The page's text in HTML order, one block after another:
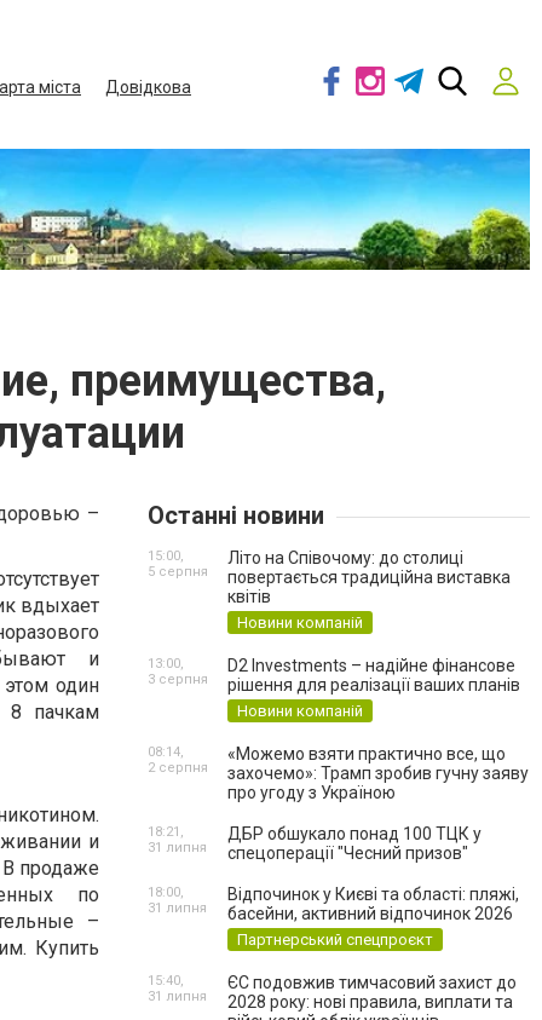
міста
Довідкова
преимущества,
–
вдыхает
и
один
8 пачкам
и
В продаже
по
–
Купить
Останні новини
Літо на Співочому: до столиці
повертається традиційна виставка
квітів
Новини компаній
15:00,
5 серпня
D2 Investments – надійне фінансове
рішення для реалізації ваших планів
Новини компаній
13:00,
3 серпня
«Можемо взяти практично все, що
захочемо»: Трамп зробив гучну заяву
про угоду з Україною
08:14,
2 серпня
ДБР обшукало понад 100 ТЦК у
спецоперації "Чесний призов"
18:21,
31 липня
Відпочинок у Києві та області: пляжі,
басейни, активний відпочинок 2026
Партнерський спецпроєкт
18:00,
31 липня
ЄС подовжив тимчасовий захист до
2028 року: нові правила, виплати та
15:40,
31 липня